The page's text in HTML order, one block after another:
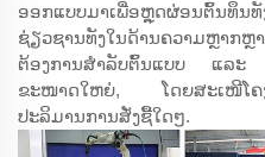
ອອກແບບມາເພື່ອຫຼຸດຜ່ອນຕົ້ນທຶ
ຊ່ຽວຊານທັງໃນດ້ານຄວາມຫຼາກຫຼ
ຕ້ອງການສຳລັບຕົ້ນແບບ ແລະ
ຂະໜາດໃຫຍ່, ໂດຍສະເໜີໂຄງ
ປະລິມານການສັ່ງຊື້ໃດໆ.